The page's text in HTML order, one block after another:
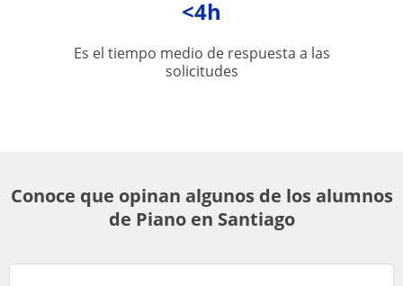
<4h
Es el tiempo medio de respuesta a las
solicitudes
Conoce que opinan algunos de los alumnos
de Piano en Santiago